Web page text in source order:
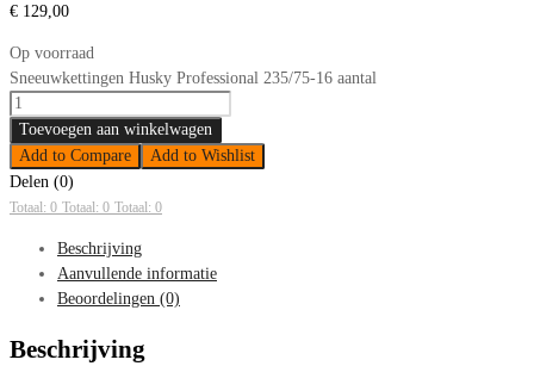
€ 129,00
Op voorraad
Sneeuwkettingen Husky Professional 235/75-16 aantal
Toevoegen aan winkelwagen
Add to Compare
Add to Wishlist
Delen (0)
Totaal: 0 Totaal: 0 Totaal: 0
Beschrijving
Aanvullende informatie
Beoordelingen (0)
Beschrijving